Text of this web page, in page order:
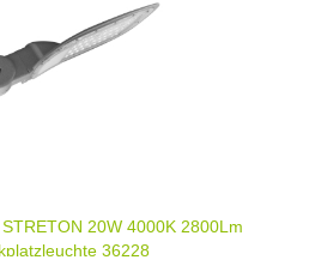
20W 4000K 2800Lm
36228